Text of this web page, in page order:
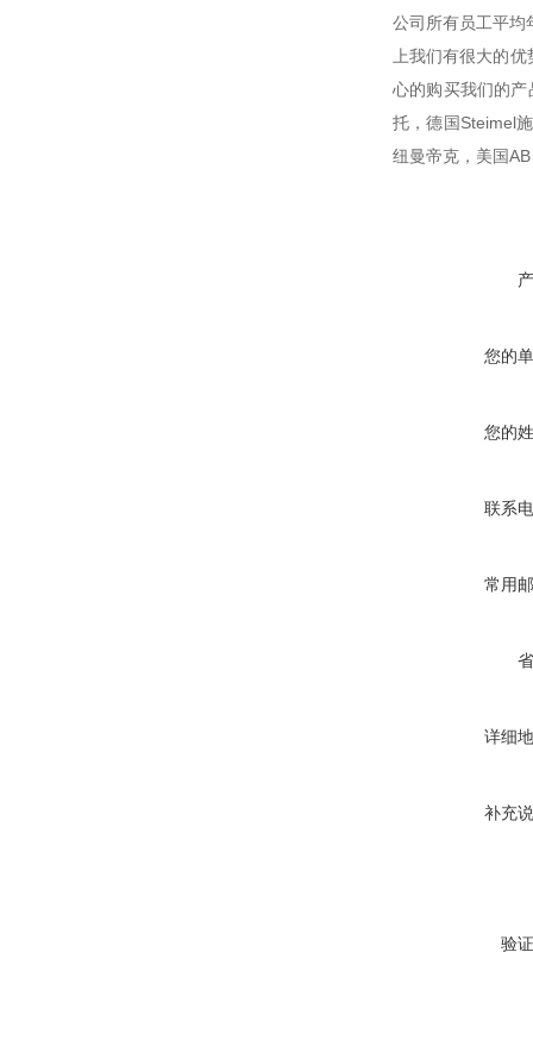
公司所有员工平均
上我们有很大的
心的购买我们的
托，德国Steimel
纽曼帝克，美国
您的
您的
联系
常用
详细
补充
验